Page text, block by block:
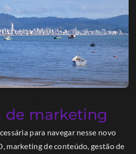
de marketing
para navegar nesse novo
marketing de conteúdo, gestão de